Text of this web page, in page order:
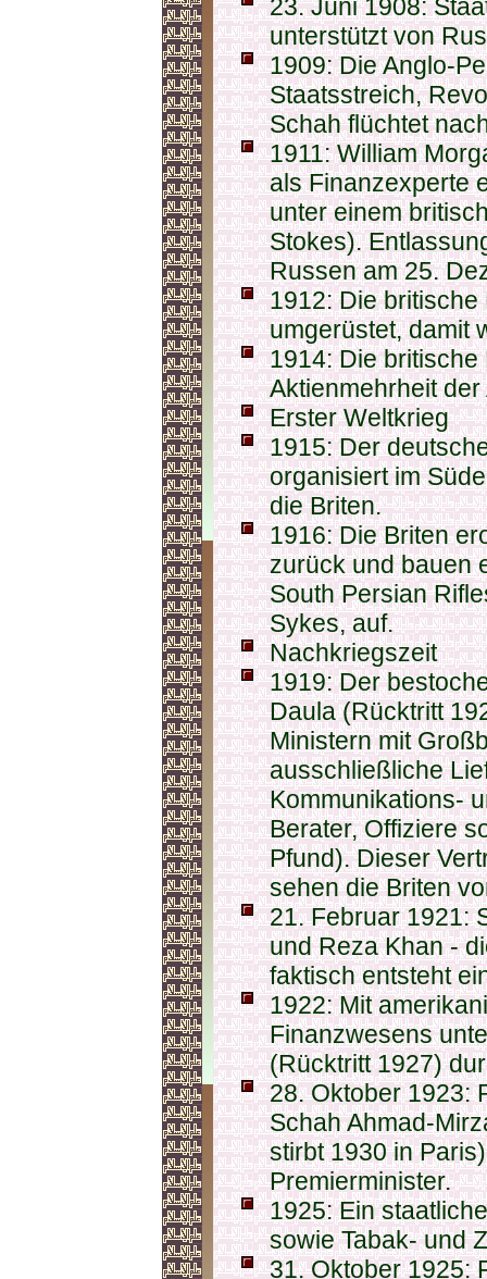
23. Juni 1908:
unterstützt von
1909: Die Anglo-
Staatsstreich,
Schah flüchtet
1911: William
als Finanzexperte
unter einem
Stokes).
Russen am 25.
1912: Die britische
umgerüstet, damit
1914: Die
Aktienmehrheit
Erster Weltkrieg
1915: Der
organisiert im
die Briten.
1916: Die Briten
zurück und bauen
South Persian
Sykes, auf.
Nachkriegszeit
1919: Der
Daula (Rücktritt
Ministern mit
ausschließliche
Kommunikations-
Berater, Offiziere
Pfund). Dieser
sehen die Briten
21. Februar 1921:
und Reza Khan -
faktisch entsteht
1922: Mit
Finanzwesens
(Rücktritt 1927)
28. Oktober 1923:
Schah Ahmad-
stirbt 1930 in
Premierminister.
1925: Ein
sowie Tabak- und
31. Oktober 1925: